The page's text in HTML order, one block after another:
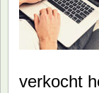
verkocht